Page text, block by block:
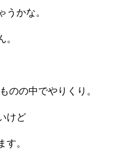
うかな。
。
のの中でやりくり。
けど
す。